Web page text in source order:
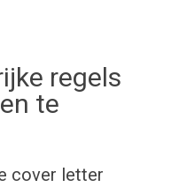
regels
te
cover letter